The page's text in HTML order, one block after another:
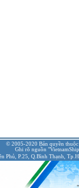
© 2005-2020 Bản quyền
Ghi rõ nguồn
Phủ, P.25, Q.Bình Thạnh,